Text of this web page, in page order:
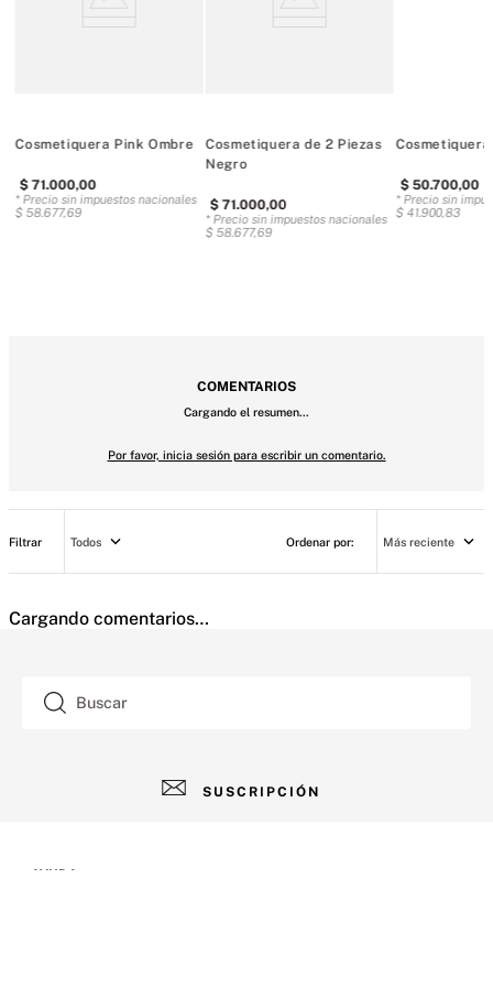
Neceseres apilables interiores
incluyendo brillo de labios, mist facial y brochas de maquillaje
Cosmetiquera Pink Ombre
$ 71.000,00
* Precio sin impuestos nacionales
$ 58.677,69
Cosmetiquera de 2 Piezas
Negro
$ 71.000,00
* Precio sin impuestos nacionales
$ 58.677,69
$ 50.700,00
* Precio sin
$ 41.900,83
COMENTARIOS
Cargando el resumen…
Por favor, inicia sesión para escribir un comentario.
Más reciente
Todos
Cargando comentarios…
Buscar
SUSCRIPCIÓN
AYUDA